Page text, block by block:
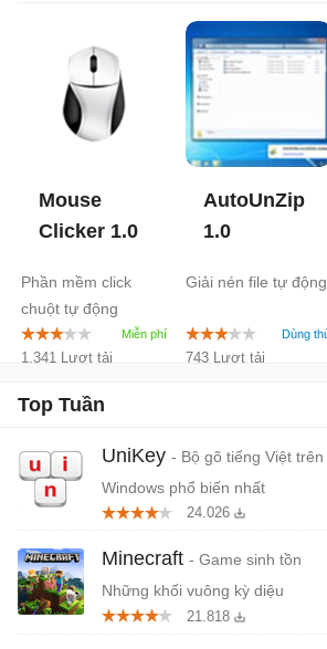
Mouse
Clicker 1.0
Phần mềm click
chuột tự động
1.341 Lượt tải
AutoUnZip
1.0
Giải nén file tự động
743 Lượt tải
Top Tuần
UniKey - Bộ gõ tiếng Việt trên
Windows phổ biến nhất
24.026
Minecraft - Game sinh tồn
Những khối vuông kỳ diệu
21.818